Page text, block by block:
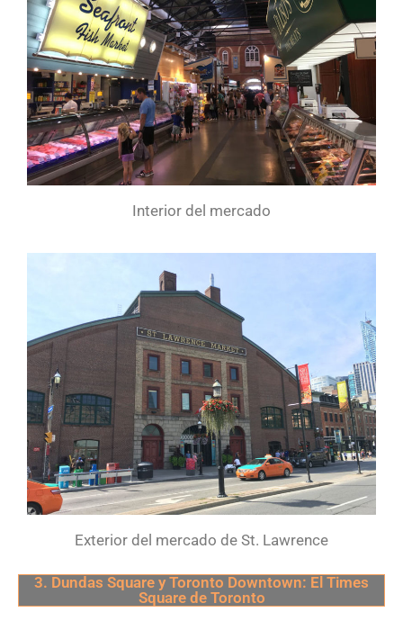
Interior del mercado
Exterior del mercado de St. Lawrence
3. Dundas Square y Toronto Downtown: El Times
Square de Toronto